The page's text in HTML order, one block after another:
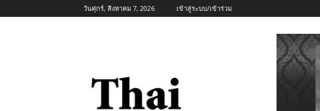
วันศุกร์, สิงหาคม 7, 2026 เข้าสู่ระบบ/เข้าร่วม